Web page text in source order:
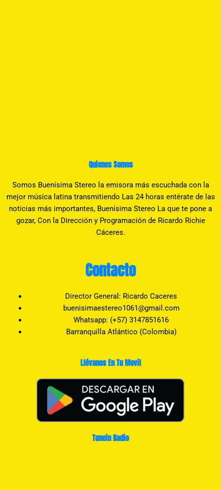
Quienes Somos
Somos Buenísima Stereo la emisora más escuchada con la
mejor música latina transmitiendo Las 24 horas entérate de las
noticias más importantes, Buenísima Stereo La que te pone a
gozar, Con la Dirección y Programación de Ricardo Richie
Cáceres.
Contacto
Director General: Ricardo Caceres
buenisimaestereo1061@gmail.com
Whatsapp: (+57) 3147851616
Barranquilla Atlántico (Colombia)
Llévanos En Tu Movil
Tunein Radio